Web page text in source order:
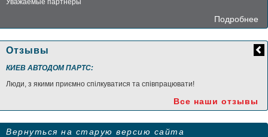
Уважаемые партнеры
Подробнее
Отзывы
КИЕВ АВТОДОМ ПАРТС:
Люди, з якими приємно спілкуватися та співпрацювати!
Все наши отзывы
Вернуться на старую версию сайта